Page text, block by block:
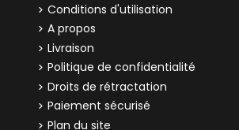
Conditions d'utilisation
A propos
Livraison
Politique de confidentialité
Droits de rétractation
Paiement sécurisé
Plan du site